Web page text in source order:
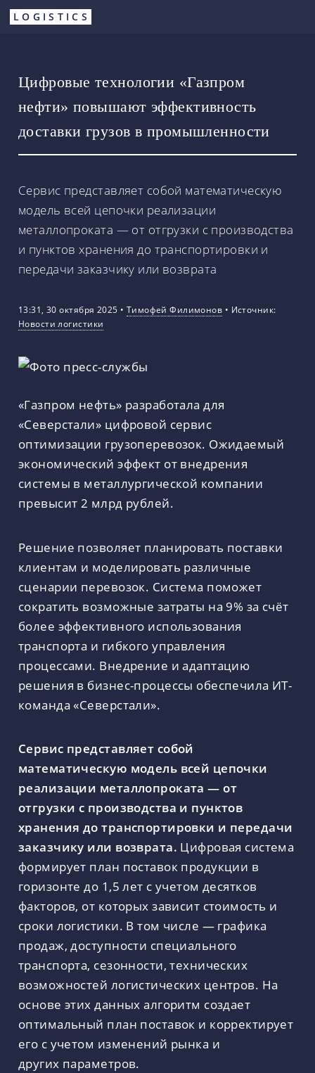
Перейти
LOGISTICS
Цифровые технологии «Газпром
нефти» повышают эффективность
доставки грузов в промышленности
Сервис представляет собой математическую
модель всей цепочки реализации
металлопроката — от отгрузки с производства
и пунктов хранения до транспортировки и
передачи заказчику или возврата
13:31, 30 октября 2025 • Тимофей Филимонов • Источник:
Новости логистики
«Газпром нефть» разработала для
«Северстали» цифровой сервис
оптимизации грузоперевозок. Ожидаемый
экономический эффект от внедрения
системы в металлургической компании
превысит 2 млрд рублей.
Решение позволяет планировать поставки
клиентам и моделировать различные
сценарии перевозок. Система поможет
сократить возможные затраты на 9% за счёт
более эффективного использования
транспорта и гибкого управления
процессами. Внедрение и адаптацию
решения в бизнес-процессы обеспечила ИТ-
команда «Северстали».
Сервис представляет собой
математическую модель всей цепочки
реализации металлопроката — от
отгрузки с производства и пунктов
хранения до транспортировки и передачи
заказчику или возврата. Цифровая система
формирует план поставок продукции в
горизонте до 1,5 лет с учетом десятков
факторов, от которых зависит стоимость и
сроки логистики. В том числе — графика
продаж, доступности специального
транспорта, сезонности, технических
возможностей логистических центров. На
основе этих данных алгоритм создает
оптимальный план поставок и корректирует
его с учетом изменений рынка и
других параметров.